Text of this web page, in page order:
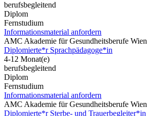
berufsbegleitend
Diplom
Fernstudium
Informationsmaterial anfordern
AMC Akademie für Gesundheitsberufe Wien
Diplomierte*r Sprachpädagoge*in
4-12 Monat(e)
berufsbegleitend
Diplom
Fernstudium
Informationsmaterial anfordern
AMC Akademie für Gesundheitsberufe Wien
Diplomierte*r Sterbe- und Trauerbegleiter*in